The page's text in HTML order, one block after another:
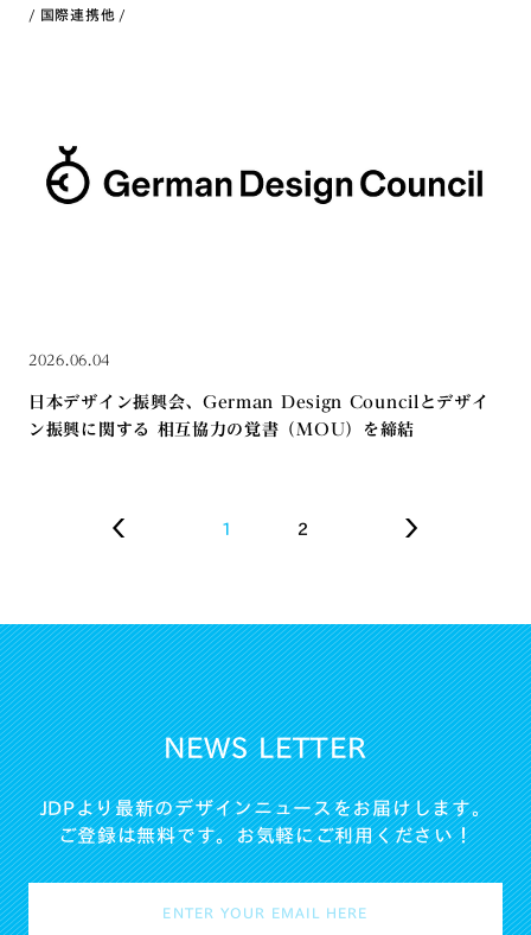
国際連携他
2026.06.04
日本デザイン振興会、German Design Councilとデザイ
ン振興に関する 相互協力の覚書（MOU）を締結
1 2
NEWS LETTER
JDPより最新のデザインニュースをお届けします。
ご登録は無料です。お気軽にご利用ください！